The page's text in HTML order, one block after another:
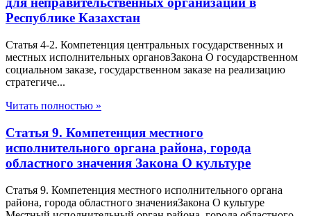
Республике Казахстан
Статья 4-2. Компетенция центральных государственных и
местных исполнительных органовЗакона О государственном
социальном заказе, государственном заказе на реализацию
стратегиче...
Читать полностью »
Статья 9. Компетенция местного
исполнительного органа района, города
областного значения Закона О культуре
Статья 9. Компетенция местного исполнительного органа
района, города областного значенияЗакона О культуре